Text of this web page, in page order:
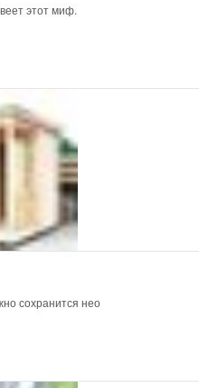
этот миф.
сохранится нео